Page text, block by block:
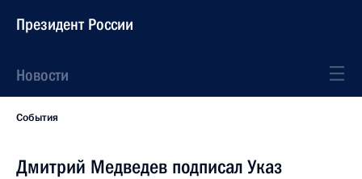
Президент России
Новости
События
Дмитрий Медведев подписал Указ